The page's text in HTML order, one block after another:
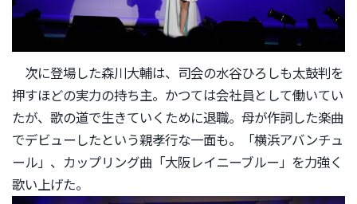
次に登場した森川大輔は、
司会の水谷ひろしも太鼓判を
押すほどの実力の持ち主。 かつては会社員として働いてい
たが、 歌の道で生きていくために退職。 母が作詞した楽曲
でデビューしたという親孝行な一面も。「横浜アバンチュ
ール」、カップリング曲「大阪レイニーブルー」 を力強く
歌い上げた。